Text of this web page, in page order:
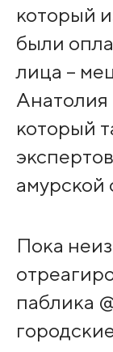
который
были
лица –
Анатолия
который
амурской
Пока
паблика